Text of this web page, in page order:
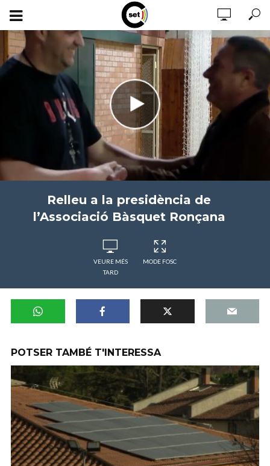
Relleu a la presidència de
l’Associació Bàsquet Ronçana
VEURE MÉS
TARD
MODE FOSC
POTSER TAMBÉ T'INTERESSA